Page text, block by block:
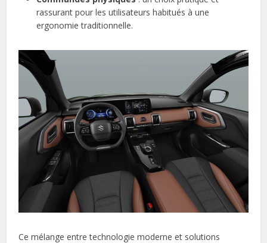
rassurant pour les utilisateurs habitués à une
ergonomie traditionnelle.
Ce mélange entre technologie moderne et solutions